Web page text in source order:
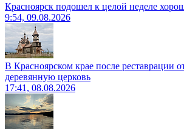
Красноярск подошел к целой неделе
9:54, 09.08.2026
В Красноярском крае после реставрации
деревянную церковь
17:41, 08.08.2026